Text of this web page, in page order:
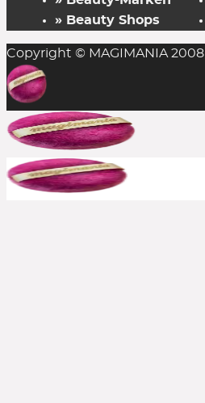
für einen Beauty
In der Regel ist das Einlösen
Rabattcodes auf einen
aber man sollte es stets
Kombination aus
Zugabe(n) gelingt durchaus
anderen Bedingungen erfüllt
Bereits reduzierte Produkte
» Beauty Shops
Copyright © MAGIMANIA